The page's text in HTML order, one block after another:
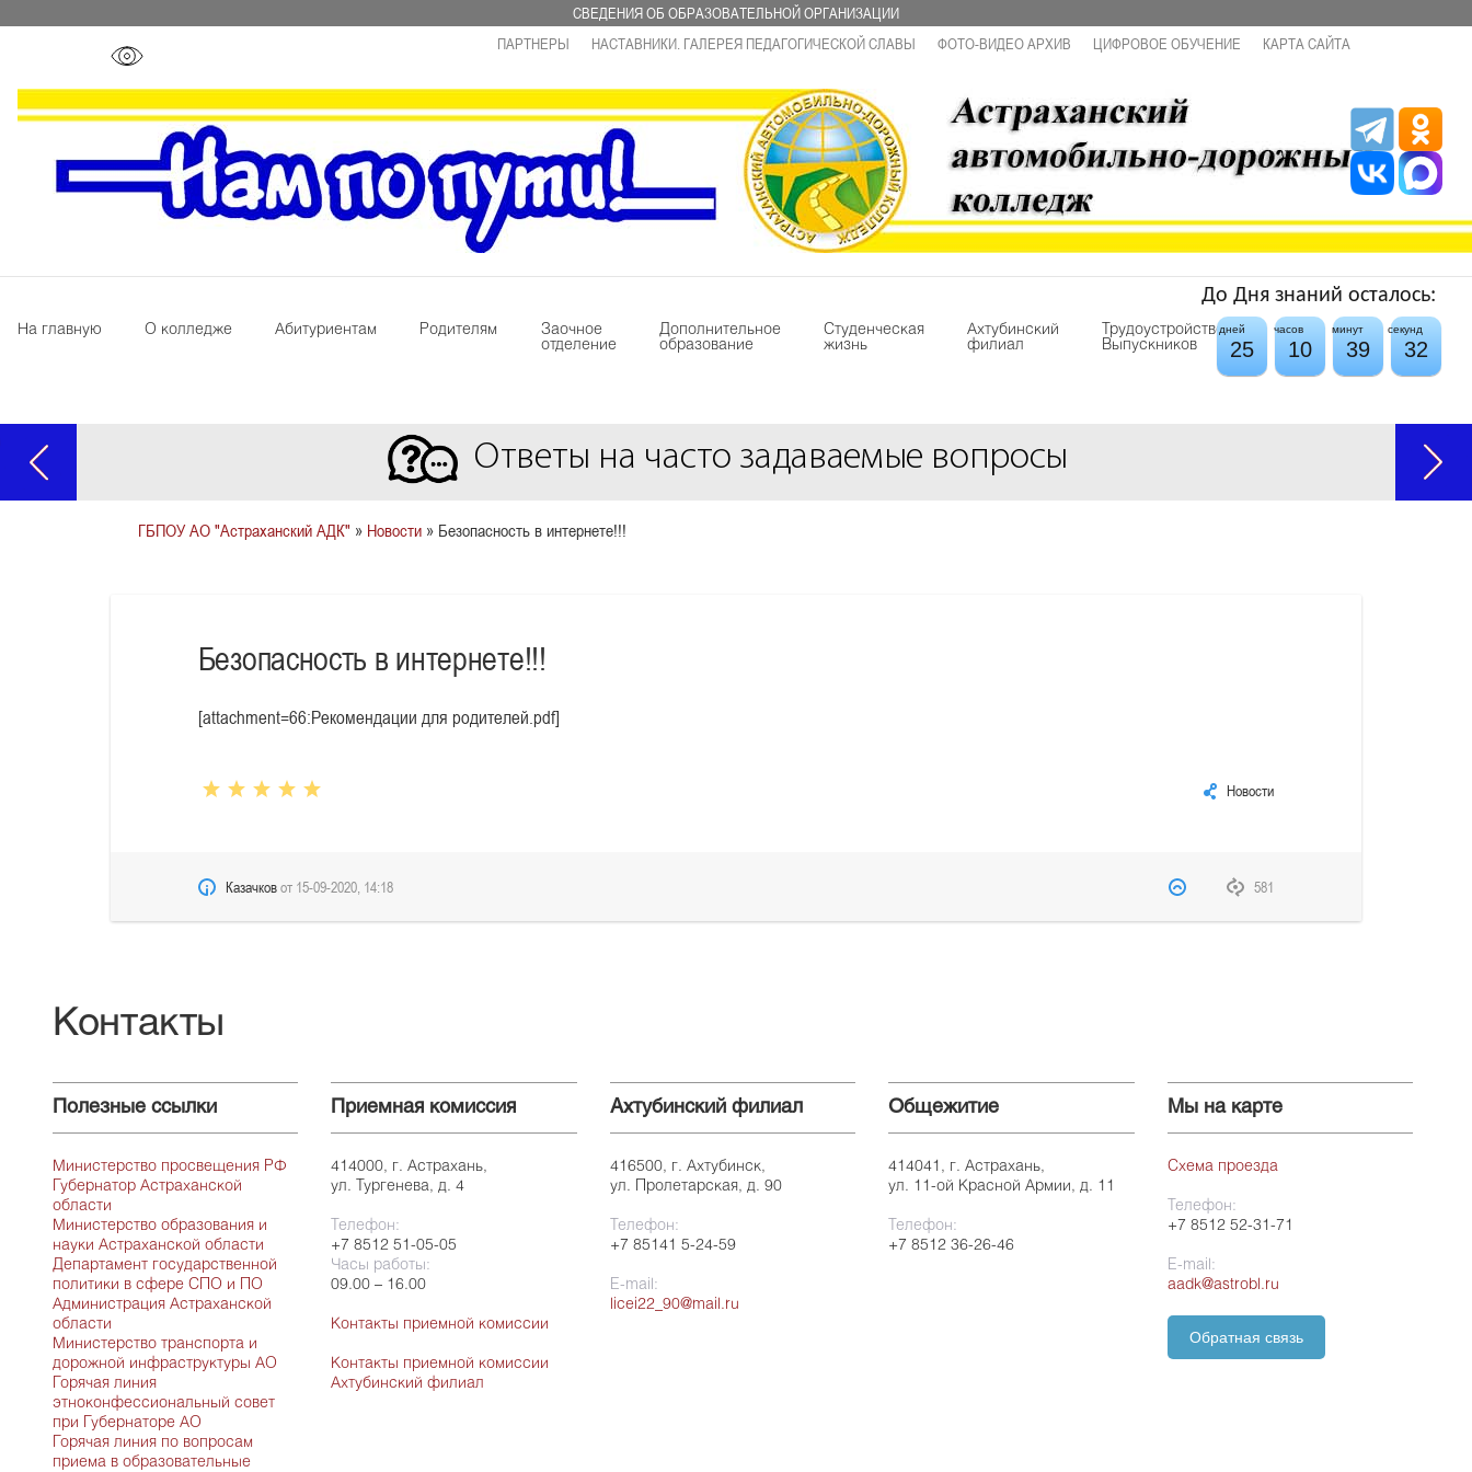
СВЕДЕНИЯ ОБ ОБРАЗОВАТЕЛЬНОЙ ОРГАНИЗАЦИИ
ПАРТНЕРЫ
НАСТАВНИКИ. ГАЛЕРЕЯ ПЕДАГОГИЧЕСКОЙ СЛАВЫ ФОТО-ВИДЕО АРХИВ ЦИФРОВОЕ ОБУЧЕНИЕ КАРТА САЙТА
На главную О колледже Абитуриентам Родителям
Заочное
отделение
Дополнительное
образование
Студенческая
жизнь
Ахтубинский
филиал
Трудоустройство
Выпускников
До Дня знаний осталось:
дней часов минут секунд
25 10 39 32
Ответы на часто задаваемые вопросы
ГБПОУ АО "Астраханский АДК" » Новости» Безопасность в интернете!!!
Безопасность в интернете!!!
[attachment=66:Рекомендации для родителей.pdf]
Новости
581
Казачковот 15-09-2020, 14:18
Контакты
Полезные ссылки
Министерство просвещения РФ
Губернатор Астраханской
области
Министерство образования и
науки Астраханской области
Департамент государственной
политики в сфере СПО и ПО
Администрация Астраханской
области
Министерство транспорта и
дорожной инфраструктуры АО
Горячая линия
этноконфессиональный совет
при Губернаторе АО
Горячая линия по вопросам
приема в образовательные
Приемная комиссия
414000, г. Астрахань,
ул. Тургенева, д. 4
Телефон:
+7 8512 51-05-05
Часы работы:
09.00 – 16.00
Контакты приемной комиссии
Контакты приемной комиссии
Ахтубинский филиал
Ахтубинский филиал
416500, г. Ахтубинск,
ул. Пролетарская, д. 90
Телефон:
+7 85141 5-24-59
E-mail:
licei22_90@mail.ru
Общежитие
414041, г. Астрахань,
ул. 11-ой Красной Армии, д. 11
Телефон:
+7 8512 36-26-46
Мы на карте
Схема проезда
Телефон:
+7 8512 52-31-71
E-mail:
aadk@astrobl.ru
Обратная связь